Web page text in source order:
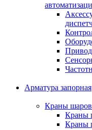
Арматура запорная
Краны
Краны
Краны